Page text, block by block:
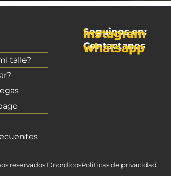
talle?
Seguinos en:
instagram
Contactanos
whatsapp
reservados DnordicosPoliticas de privacidad